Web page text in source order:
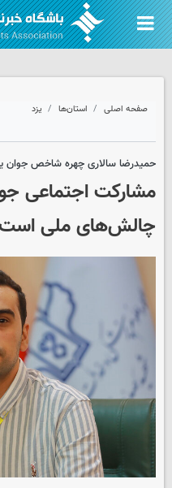
صفحه اصلی استان‌ها یزد
حمیدرضا سالاری چهره شاخص جوان
مشارکت اجتماعی
چالش‌های ملی